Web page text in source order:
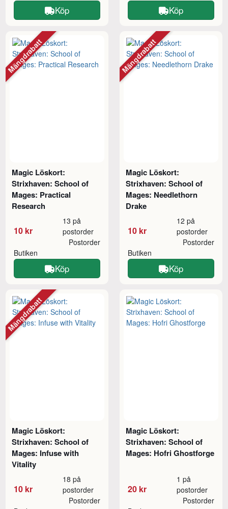
Köp Köp
Magic Löskort:
Strixhaven: School of
Mages: Practical
Research
10 kr
13 på
postorder
Butiken
Postorder
Köp
Mängdrabatt
Magic Löskort:
Strixhaven: School of
Mages: Needlethorn
Drake
10 kr
12 på
postorder
Butiken
Postorder
Köp
Mängdrabatt
Magic Löskort:
Strixhaven: School of
Mages: Infuse with
Vitality
10 kr
18 på
postorder
Postorder
Mängdrabatt
Magic Löskort:
Strixhaven: School of
Mages: Hofri Ghostforge
20 kr
1 på
postorder
Postorder